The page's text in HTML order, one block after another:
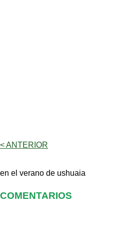
< ANTERIOR
en el verano de ushuaia
COMENTARIOS